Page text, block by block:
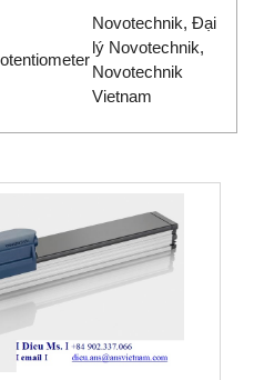
Novotechnik, Đại
lý Novotechnik,
Novotechnik
Vietnam